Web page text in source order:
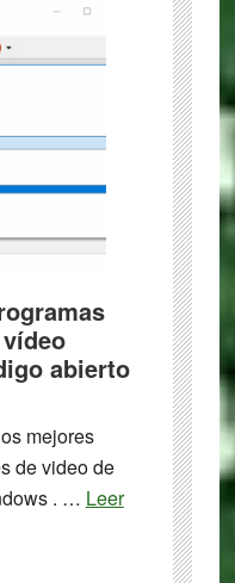
abierto
mejores
de video de
. … Leer